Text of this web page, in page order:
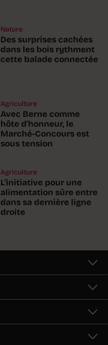
Nature
Des surprises cachées
dans les bois rythment
cette balade connectée
Agriculture
Avec Berne comme
hôte d'honneur, le
Marché-Concours est
sous tension
Agriculture
L'initiative pour une
alimentation sûre entre
dans sa dernière ligne
droite